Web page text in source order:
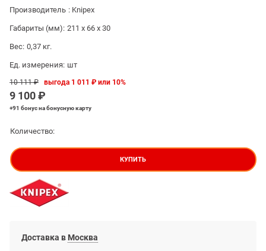
Производитель : Knipex
Габариты (мм): 211 x 66 x 30
Вес: 0,37 кг.
Ед. измерения: шт
10 111 ₽
9 100 ₽
выгода 1 011 ₽ или 10%
+91 бонусна бонусную карту
Количество:
КУПИТЬ
Доставка в Москва